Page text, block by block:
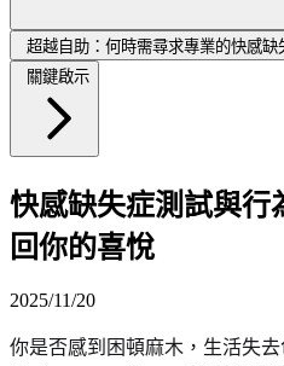
超越自助：何時需尋求專業的快感缺
關鍵啟示
快感缺失症測試與行
回你的喜悅
2025/11/20
你是否感到困頓麻木，生活失